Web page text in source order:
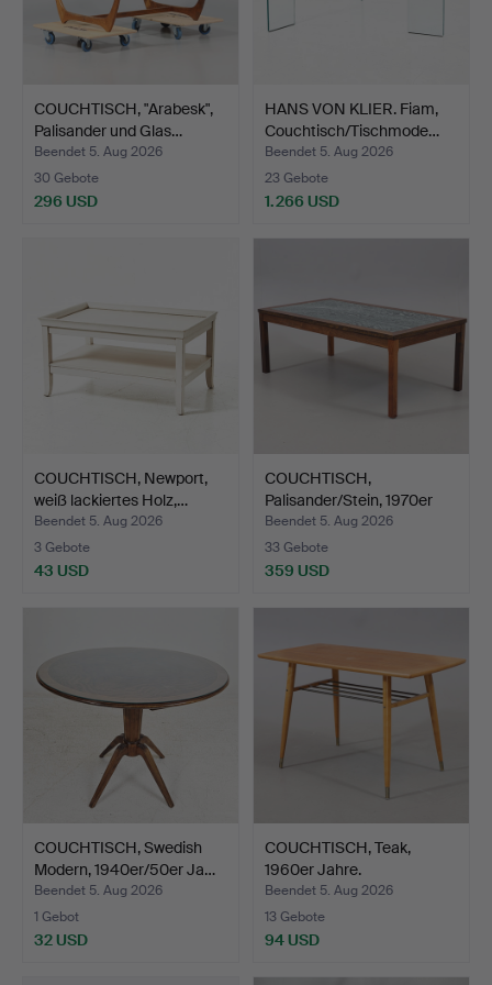
COUCHTISCH, "Arabesk",
Palisander und Glas…
Beendet 5. Aug 2026
30 Gebote
296 USD
HANS VON KLIER. Fiam,
Couchtisch/Tischmode…
Beendet 5. Aug 2026
23 Gebote
1.266 USD
COUCHTISCH, Newport,
weiß lackiertes Holz,…
Beendet 5. Aug 2026
3 Gebote
43 USD
COUCHTISCH,
Palisander/Stein, 1970er
Jahre.
Beendet 5. Aug 2026
33 Gebote
359 USD
COUCHTISCH, Swedish
Modern, 1940er/50er Ja…
Beendet 5. Aug 2026
1 Gebot
32 USD
COUCHTISCH, Teak,
1960er Jahre.
Beendet 5. Aug 2026
13 Gebote
94 USD